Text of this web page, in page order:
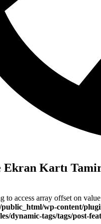
Ekran Kartı
to access array offset on
wp-content/
dynamic-tags/tags/post-